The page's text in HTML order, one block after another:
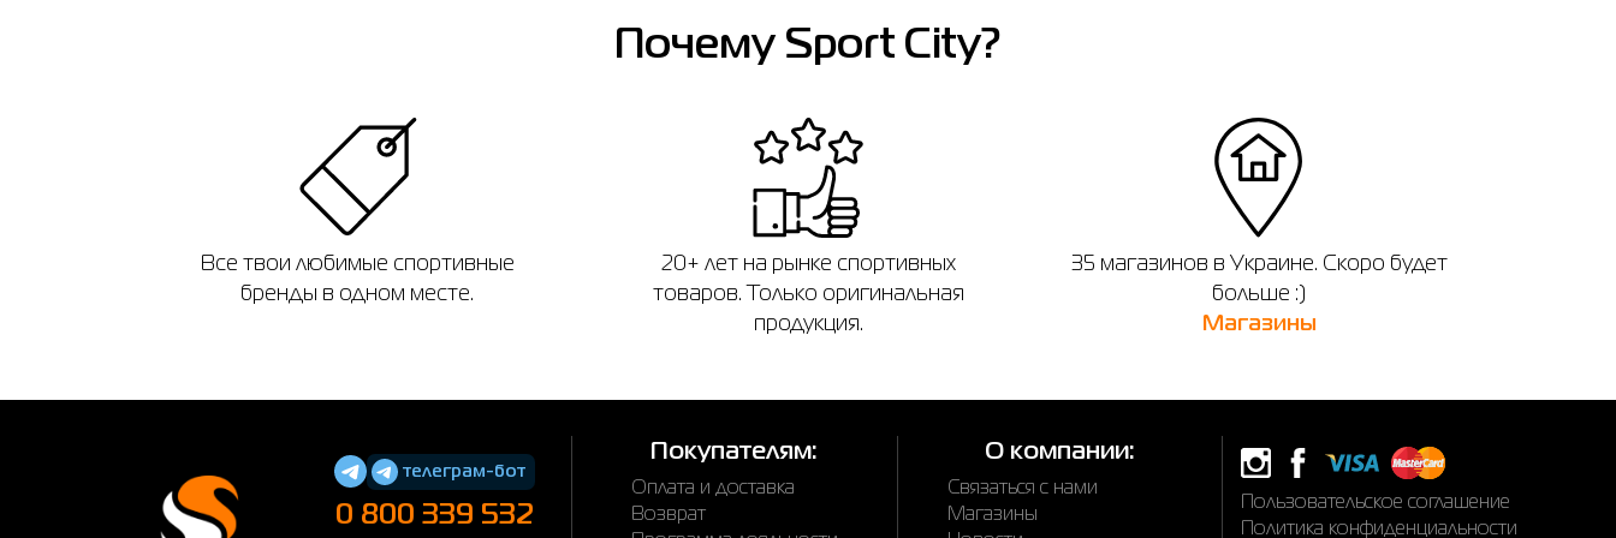
Почему Sport City?
Все твои любимые спортивные
бренды в одном месте.
20+ лет на рынке спортивных
товаров. Только оригинальная
продукция.
35 магазинов в Украине. Скоро будет
больше :)
Магазины
телеграм-бот
0 800 339 532
Покупателям:
Оплата и доставка
Возврат
О компании:
Связаться с нами
Магазины
Пользовательское соглашение
Политика конфиденциальности